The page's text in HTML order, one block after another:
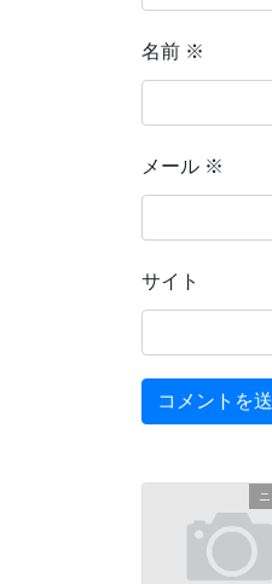
名前 ※
メール ※
サイト